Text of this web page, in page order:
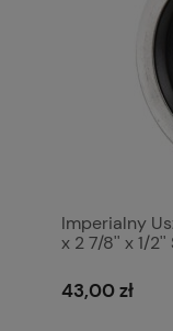
Imperialny
x 2 7/8'' x 1/2''
43,00 zł